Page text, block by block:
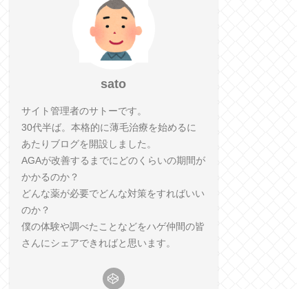
sato
サイト管理者のサトーです。
30代半ば。本格的に薄毛治療を始めるに
あたりブログを開設しました。
AGAが改善するまでにどのくらいの期間が
かかるのか？
どんな薬が必要でどんな対策をすればいい
のか？
僕の体験や調べたことなどをハゲ仲間の皆
さんにシェアできればと思います。